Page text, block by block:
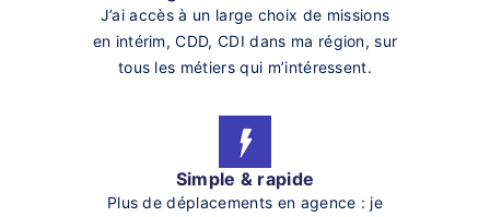
J’ai accès à un large choix de missions
en intérim, CDD, CDI dans ma région, sur
tous les métiers qui m’intéressent.
Simple & rapide
Plus de déplacements en agence : je